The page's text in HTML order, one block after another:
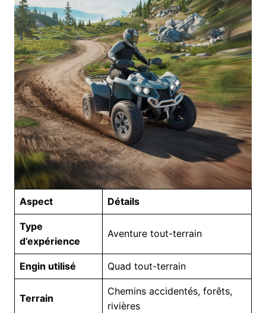
Aspect Détails
Type
d’expérience
Aventure tout-terrain
Engin utilisé Quad tout-terrain
Terrain
Chemins accidentés, forêts,
rivières